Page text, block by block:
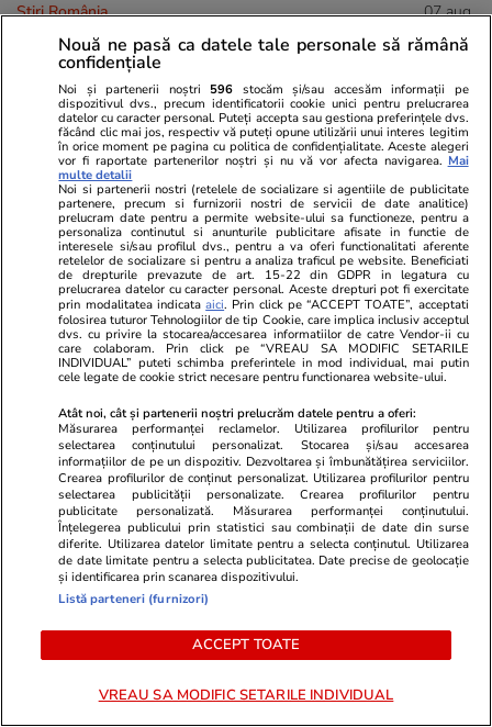
Știri România 07 aug.
Patru ursuleți orfani din
România au ajuns într-un parc
din Franța. Anita, Alexandra,
Chance și Thomas i-au cucerit
pe francezi
07 aug.
De ce nu stingem lumina când
ne zice Bolojan. Criza Dunării e
doar un avertisment
07 aug.
Cum supraviețuiești unui șef
prost
Nouă ne pasă ca datele tale personale să rămână
confidențiale
Noi și partenerii noștri 596 stocăm și/sau accesăm informații pe
dispozitivul dvs., precum identificatorii cookie unici pentru prelucrarea
datelor cu caracter personal. Puteți accepta sau gestiona preferințele dvs.
făcând clic mai jos, respectiv vă puteți opune utilizării unui interes legitim
în orice moment pe pagina cu politica de confidențialitate. Aceste alegeri
vor fi raportate partenerilor noștri și nu vă vor afecta navigarea. Mai
multe detalii
Noi si partenerii nostri (retelele de socializare si agentiile de publicitate
partenere, precum si furnizorii nostri de servicii de date analitice)
prelucram date pentru a permite website-ului sa functioneze, pentru a
personaliza continutul si anunturile publicitare afisate in functie de
interesele si/sau profilul dvs., pentru a va oferi functionalitati aferente
retelelor de socializare si pentru a analiza traficul pe website. Beneficiati
de drepturile prevazute de art. 15-22 din GDPR in legatura cu
prelucrarea datelor cu caracter personal. Aceste drepturi pot fi exercitate
prin modalitatea indicataaici. Prin click pe “ACCEPT TOATE”, acceptati
folosirea tuturor Tehnologiilor de tip Cookie, care implica inclusiv acceptul
dvs. cu privire la stocarea/accesarea informatiilor de catre Vendor-ii cu
care colaboram. Prin click pe “VREAU SA MODIFIC SETARILE
INDIVIDUAL” puteti schimba preferintele in mod individual, mai putin
cele legate de cookie strict necesare pentru functionarea website-ului.
Atât noi, cât și partenerii noștri prelucrăm datele pentru a oferi:
Măsurarea performanței reclamelor. Utilizarea profilurilor pentru
selectarea conținutului personalizat. Stocarea și/sau accesarea
informațiilor de pe un dispozitiv. Dezvoltarea și îmbunătățirea serviciilor.
Crearea profilurilor de conținut personalizat. Utilizarea profilurilor pentru
selectarea publicității personalizate. Crearea profilurilor pentru
publicitate personalizată. Măsurarea performanței conținutului.
Înțelegerea publicului prin statistici sau combinații de date din surse
diferite. Utilizarea datelor limitate pentru a selecta conținutul. Utilizarea
de date limitate pentru a selecta publicitatea. Date precise de geolocație
și identificarea prin scanarea dispozitivului.
Listă parteneri (furnizori)
ACCEPT TOATE
VREAU SA MODIFIC SETARILE INDIVIDUAL